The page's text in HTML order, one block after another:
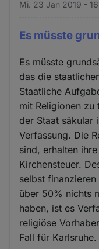
Mi. 23 Jan 2019 -
Es müsste
Es müsste
das die
Staatliche
mit Religionen zu
der Staat säkular
Verfassung. Die
sind, erhalten
Kirchensteuer.
selbst
über 50% nichts
haben, ist es
religiöse
Fall für Karlsruhe.